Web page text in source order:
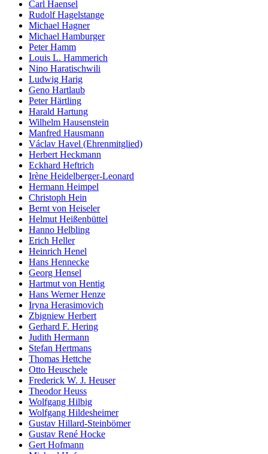
Carl Haensel
Rudolf Hagelstange
Michael Hagner
Michael Hamburger
Peter Hamm
Louis L. Hammerich
Nino Haratischwili
Ludwig Harig
Geno Hartlaub
Peter Härtling
Harald Hartung
Wilhelm Hausenstein
Manfred Hausmann
Václav Havel (Ehrenmitglied)
Herbert Heckmann
Eckhard Heftrich
Irène Heidelberger-Leonard
Hermann Heimpel
Christoph Hein
Bernt von Heiseler
Helmut Heißenbüttel
Hanno Helbling
Erich Heller
Heinrich Henel
Hans Hennecke
Georg Hensel
Hartmut von Hentig
Hans Werner Henze
Iryna Herasimovich
Zbigniew Herbert
Gerhard F. Hering
Judith Hermann
Stefan Hertmans
Thomas Hettche
Otto Heuschele
Frederick W. J. Heuser
Theodor Heuss
Wolfgang Hilbig
Wolfgang Hildesheimer
Gustav Hillard-Steinbömer
Gustav René Hocke
Gert Hofmann